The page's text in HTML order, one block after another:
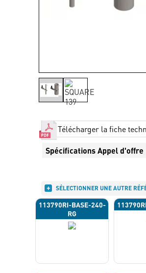
Télécharger la fiche
Spécifications Appel d'offre
SÉLECTIONNER UNE AUTRE
113790RI-BASE-240-
RG